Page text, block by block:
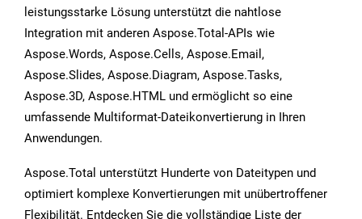
leistungsstarke Lösung unterstützt die nahtlose
Integration mit anderen Aspose.Total-APIs wie
Aspose.Words, Aspose.Cells, Aspose.Email,
Aspose.Slides, Aspose.Diagram, Aspose.Tasks,
Aspose.3D, Aspose.HTML und ermöglicht so eine
umfassende Multiformat-Dateikonvertierung in Ihren
Anwendungen.
Aspose.Total unterstützt Hunderte von Dateitypen und
optimiert komplexe Konvertierungen mit unübertroffener
Flexibilität. Entdecken Sie die vollständige Liste der